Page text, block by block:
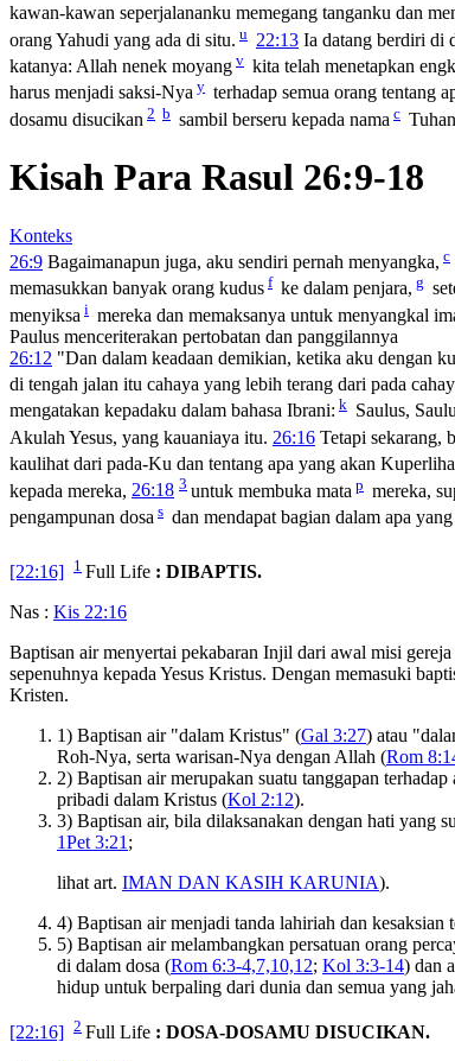
kawan-kawan seperjalananku memegang tanganku dan
orang Yahudi yang ada di situ. u 22:13 Ia datang berdiri di
katanya: Allah nenek moyang v kita telah menetapkan
harus menjadi saksi-Nya y terhadap semua orang tentang
dosamu disucikan 2 b sambil berseru kepada nama c
Kisah Para Rasul 26:9-18
Konteks
26:9 Bagaimanapun juga, aku sendiri pernah menyangka, c
memasukkan banyak orang kudus f ke dalam penjara, g
menyiksa i mereka dan memaksanya untuk menyangkal
Paulus menceriterakan pertobatan dan panggilannya
26:12 "Dan dalam keadaan demikian, ketika aku dengan
di tengah jalan itu cahaya yang lebih terang dari pada
mengatakan kepadaku dalam bahasa Ibrani: k Saulus,
Akulah Yesus, yang kauaniaya itu. 26:16 Tetapi sekarang,
kaulihat dari pada-Ku dan tentang apa yang akan
kepada mereka, 26:18 3 untuk membuka mata p mereka,
pengampunan dosa s dan mendapat bagian dalam apa
[22:16] 1 Full Life : DIBAPTIS.
Nas : Kis 22:16
Baptisan air menyertai pekabaran Injil dari awal misi gereja
sepenuhnya kepada Yesus Kristus. Dengan memasuki
Kristen.
1) Baptisan air "dalam Kristus" (Gal 3:27) atau
Roh-Nya, serta warisan-Nya dengan Allah (Rom
2) Baptisan air merupakan suatu tanggapan
pribadi dalam Kristus (Kol 2:12).
3) Baptisan air, bila dilaksanakan dengan hati yang
1Pet 3:21 ;
lihat art. IMAN DAN KASIH KARUNIA).
4) Baptisan air menjadi tanda lahiriah dan kesaksian
5) Baptisan air melambangkan persatuan orang
di dalam dosa (Rom 6:3-4,7,10,12; Kol 3:3-14) dan
hidup untuk berpaling dari dunia dan semua yang
[22:16] 2 Full Life : DOSA-DOSAMU DISUCIKAN.